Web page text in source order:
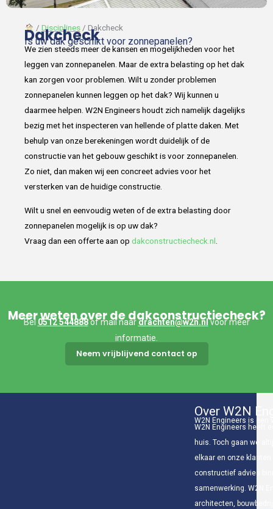
/ Disciplines / Dakcheck
Dakcheck
Is uw dak geschikt voor zonnepanelen?
We zien steeds meer de kansen en mogelijkheden voor het
leggen van zonnepanelen. Maar de extra belasting op het dak
kan zorgen voor problemen. Wilt u zonder problemen
zonnepanelen kunnen leggen op het dak? Wij kunnen u
daarmee helpen. W2N Engineers houdt zich namelijk dagelijks
bezig met het inspecteren van hellende of platte daken. Met
behulp van onze berekeningen wordt duidelijk of de
constructie van het gebouw geschikt is voor zonnepanelen.
Zo niet, dan maken wij een concreet advies voor het
versterken van de huidige constructie.
Wilt u snel en eenvoudig weten of de extra belasting door
zonnepanelen mogelijk is op uw dak?
Vraag dan een offerte aan op dakconstructiecheck.nl
Meer weten over de dakconstructiecheck?
Bel 0512 544888of mail naardrachten@w2n.nlvoor meer
informatie.
Neem vrijblijvend contact op
Over W2N
W2N Engineers is een
W2N Engineers heeft
huis. Toch gaan we
elkaar en onze
constructief advies
samenwerking. W2N
architecten,